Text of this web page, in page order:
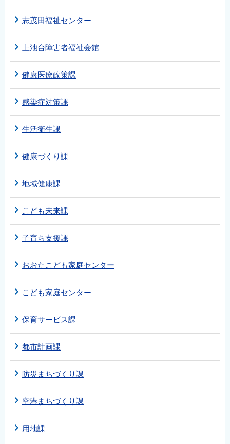
志茂田福祉センター
上池台障害者福祉会館
健康医療政策課
感染症対策課
生活衛生課
健康づくり課
地域健康課
こども未来課
子育ち支援課
おおたこども家庭センター
こども家庭センター
保育サービス課
都市計画課
防災まちづくり課
空港まちづくり課
用地課